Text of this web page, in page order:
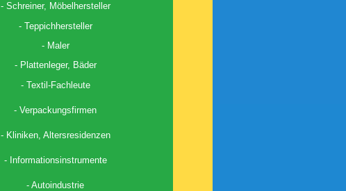
- Schreiner, Möbelhersteller
- Teppichhersteller
- Maler
- Plattenleger, Bäder
- Textil-Fachleute
- Verpackungsfirmen
- Kliniken, Altersresidenzen
- Informationsinstrumente
- Autoindustrie